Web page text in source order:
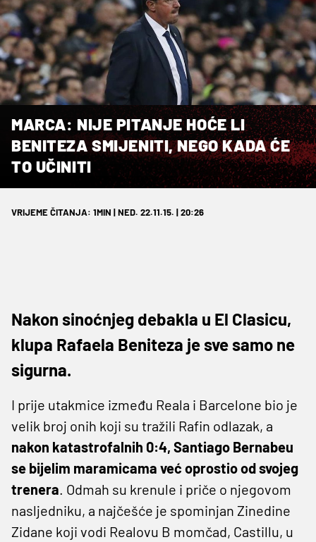
MARCA: NIJE PITANJE HOĆE LI
BENITEZA SMIJENITI, NEGO KADA ĆE
TO UČINITI
VRIJEME ČITANJA: 1MIN | NED. 22.11.15. | 20:26
Nakon sinoćnjeg debakla u El Clasicu,
klupa Rafaela Beniteza je sve samo ne
sigurna.
I prije utakmice između Reala i Barcelone bio je
velik broj onih koji su tražili Rafin odlazak, a
nakon katastrofalnih 0:4, Santiago Bernabeu
se bijelim maramicama već oprostio od svojeg
trenera. Odmah su krenule i priče o njegovom
nasljedniku, a najčešće je spominjan Zinedine
Zidane koji vodi Realovu B momčad, Castillu, u